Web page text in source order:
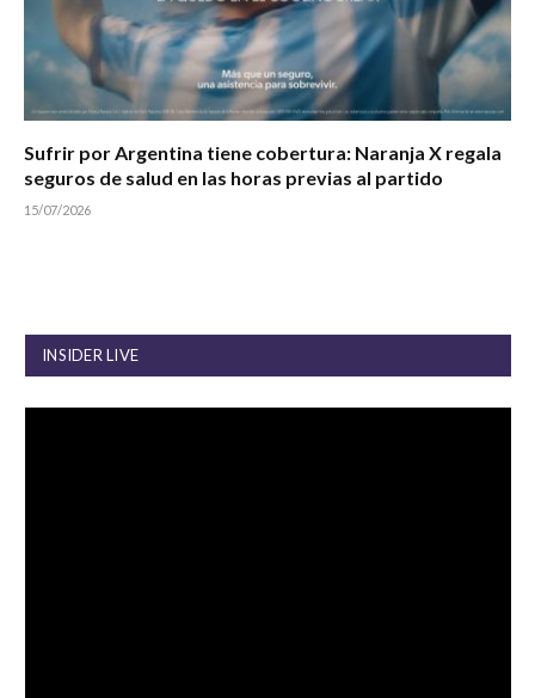
Sufrir por Argentina tiene cobertura: Naranja X regala
seguros de salud en las horas previas al partido
15/07/2026
INSIDER LIVE